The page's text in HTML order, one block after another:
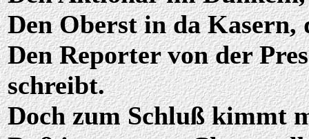
Den Oberst in da Kasern,
Den Reporter von der
schreibt.
Doch zum Schluß kimmt